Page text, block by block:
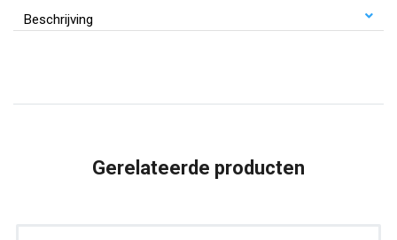
Blackmagic
|
Beschrijving
Gerelateerde producten